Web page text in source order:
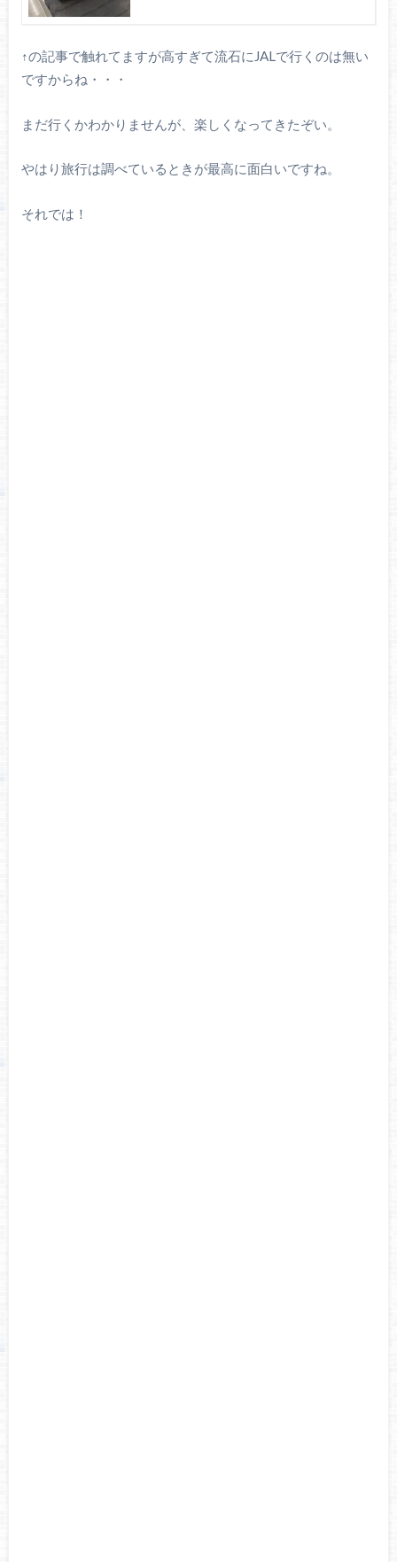
↑の記事で触れてますが高すぎて流石にJALで行くのは無い
ですからね・・・
まだ行くかわかりませんが、楽しくなってきたぞい。
やはり旅行は調べているときが最高に面白いですね。
それでは！